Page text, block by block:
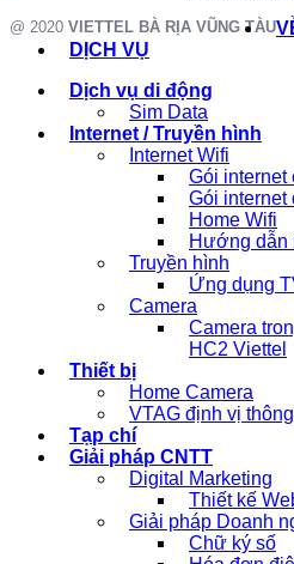
@ 2020 VIETTEL BÀ RỊA VŨNG TÀU
DỊCH VỤ
Dịch vụ di động
Sim Data
Internet / Truyền hình
Internet Wifi
Gói internet
Gói internet
Home Wifi
Hướng dẫn
Truyền hình
Ứng dụng
Camera
Camera
HC2 Viettel
Thiết bị
Home Camera
VTAG định vị
Tạp chí
Giải pháp CNTT
Digital Marketing
Thiết kế
Giải pháp Doanh
Chữ ký số